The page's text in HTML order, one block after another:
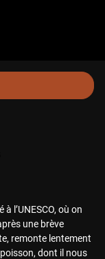
l’UNESCO, où on
une brève
remonte lentement
dont il nous